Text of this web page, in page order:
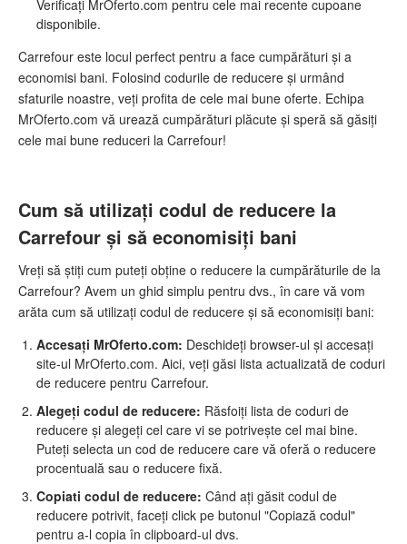
Verificați MrOferto.com pentru cele mai recente cupoane
disponibile.
Carrefour este locul perfect pentru a face cumpărături și a
economisi bani. Folosind codurile de reducere și urmând
sfaturile noastre, veți profita de cele mai bune oferte. Echipa
MrOferto.com vă urează cumpărături plăcute și speră să găsiți
cele mai bune reduceri la Carrefour!
Cum să utilizați codul de reducere la
Carrefour și să economisiți bani
Vreți să știți cum puteți obține o reducere la cumpărăturile de la
Carrefour? Avem un ghid simplu pentru dvs., în care vă vom
arăta cum să utilizați codul de reducere și să economisiți bani:
Accesați MrOferto.com: Deschideți browser-ul și accesați
site-ul MrOferto.com. Aici, veți găsi lista actualizată de coduri
de reducere pentru Carrefour.
Alegeți codul de reducere: Răsfoiți lista de coduri de
reducere și alegeți cel care vi se potrivește cel mai bine.
Puteți selecta un cod de reducere care vă oferă o reducere
procentuală sau o reducere fixă.
Copiati codul de reducere: Când ați găsit codul de
reducere potrivit, faceți click pe butonul "Copiază codul"
pentru a-l copia în clipboard-ul dvs.